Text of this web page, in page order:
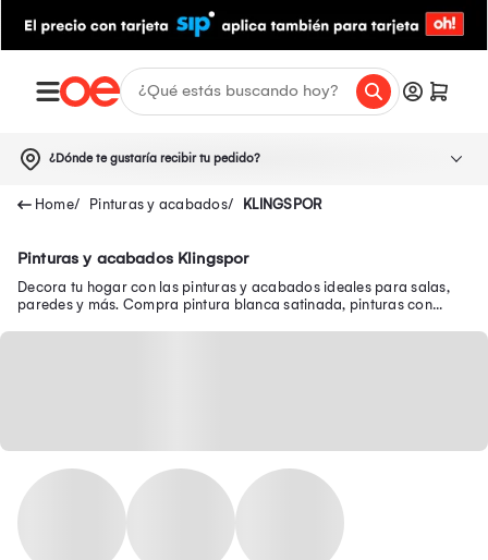
¿Dónde te gustaría recibir tu pedido?
Pinturas y acabados KLINGSPOR
Pinturas y acabados Klingspor
Decora tu hogar con las pinturas y acabados ideales para salas,
paredes y más. Compra pintura blanca satinada, pinturas con